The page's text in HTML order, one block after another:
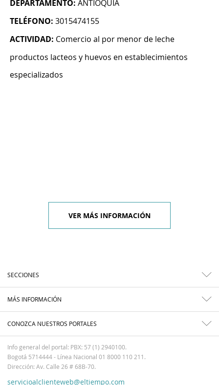
DEPARTAMENTO: ANTIOQUIA
TELÉFONO: 3015474155
ACTIVIDAD: Comercio al por menor de leche
productos lacteos y huevos en establecimientos
especializados
VER MÁS INFORMACIÓN
SECCIONES
MÁS INFORMACIÓN
CONOZCA NUESTROS PORTALES
Info general del portal: PBX: 57 (1) 2940100.
Bogotá 5714444 - Línea Nacional 01 8000 110 211.
Dirección: Av. Calle 26 # 68B-70.
servicioalclienteweb@eltiempo.com